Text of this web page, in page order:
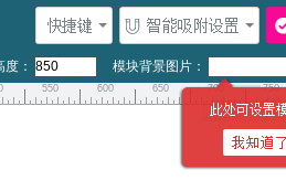
： 模块背景图片：
550 600 650 700 750